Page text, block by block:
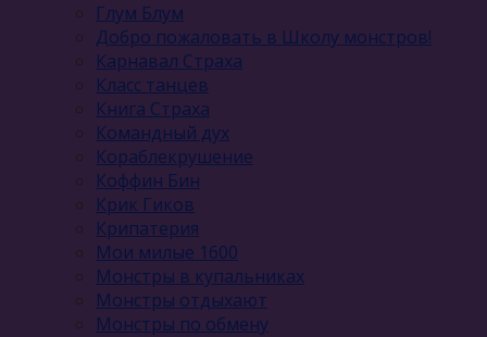
Глум Блум
Добро пожаловать в Школу монстров!
Карнавал Cтраха
Класс танцев
Книга Страха
Командный дух
Кораблекрушение
Коффин Бин
Крик Гиков
Крипатерия
Мои милые 1600
Монстры в купальниках
Монстры отдыхают
Монстры по обмену